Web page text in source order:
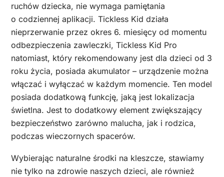
ruchów dziecka, nie wymaga pamiętania
o codziennej aplikacji. Tickless Kid działa
nieprzerwanie przez okres 6. miesięcy od momentu
odbezpieczenia zawleczki, Tickless Kid Pro
natomiast, który rekomendowany jest dla dzieci od 3
roku życia, posiada akumulator – urządzenie można
włączać i wyłączać w każdym momencie. Ten model
posiada dodatkową funkcję, jaką jest lokalizacja
świetlna. Jest to dodatkowy element zwiększający
bezpieczeństwo zarówno malucha, jak i rodzica,
podczas wieczornych spacerów.
Wybierając naturalne środki na kleszcze, stawiamy
nie tylko na zdrowie naszych dzieci, ale również